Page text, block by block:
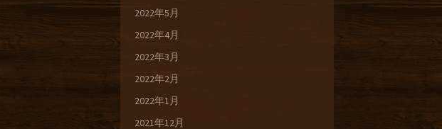
2022年5月
2022年4月
2022年3月
2022年2月
2022年1月
2021年12月